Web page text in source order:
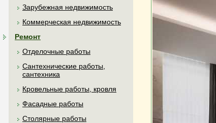
Зарубежная недвижимость
Коммерческая недвижимость
Ремонт
Отделочные работы
Сантехнические работы,
сантехника
Кровельные работы, кровля
Фасадные работы
Столярные работы